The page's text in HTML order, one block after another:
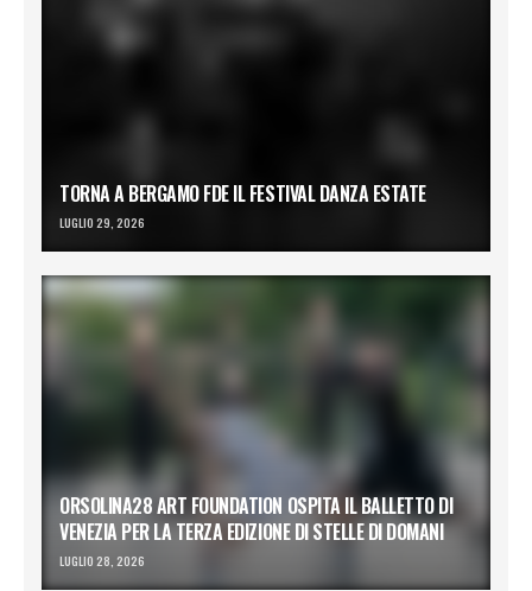
TORNA A BERGAMO FDE IL FESTIVAL DANZA ESTATE
LUGLIO 29, 2026
ORSOLINA28 ART FOUNDATION OSPITA IL BALLETTO DI
VENEZIA PER LA TERZA EDIZIONE DI STELLE DI DOMANI
LUGLIO 28, 2026